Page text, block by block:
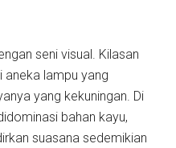
seni visual. Kilasan
aneka lampu yang
yang kekuningan. Di
bahan kayu,
suasana sedemikian